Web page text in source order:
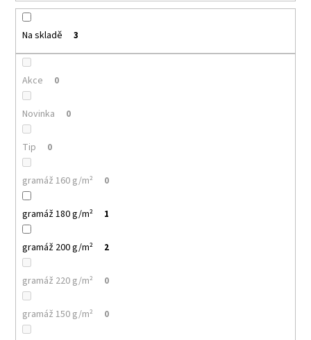
Na skladě 3
Akce 0
Novinka 0
Tip 0
gramáž 160 g/m² 0
gramáž 180 g/m² 1
gramáž 200 g/m² 2
gramáž 220 g/m² 0
gramáž 150 g/m² 0
í
D